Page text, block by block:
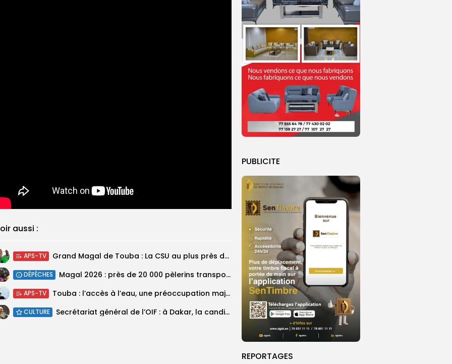
PUBLICITE
REPORTAGES
aussi :
APS-TV Grand Magal de Touba : La CSU au plus près des pèlerins
DÉPÊCHES Magal 2026 : près de 20 000 pèlerins transportés vers Touba en...
APS-TV Touba : l’accès à l’eau, une préoccupation majeure avant le Grand Magal
CULTURE Secrétariat général de l’OIF : à Dakar, la candidate Coumba Bâ, décline...